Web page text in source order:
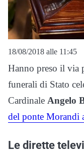
18/08/2018 alle 11:45
Hanno preso il via
funerali di Stato
Cardinale Angelo
del ponte Morandi
Le dirette